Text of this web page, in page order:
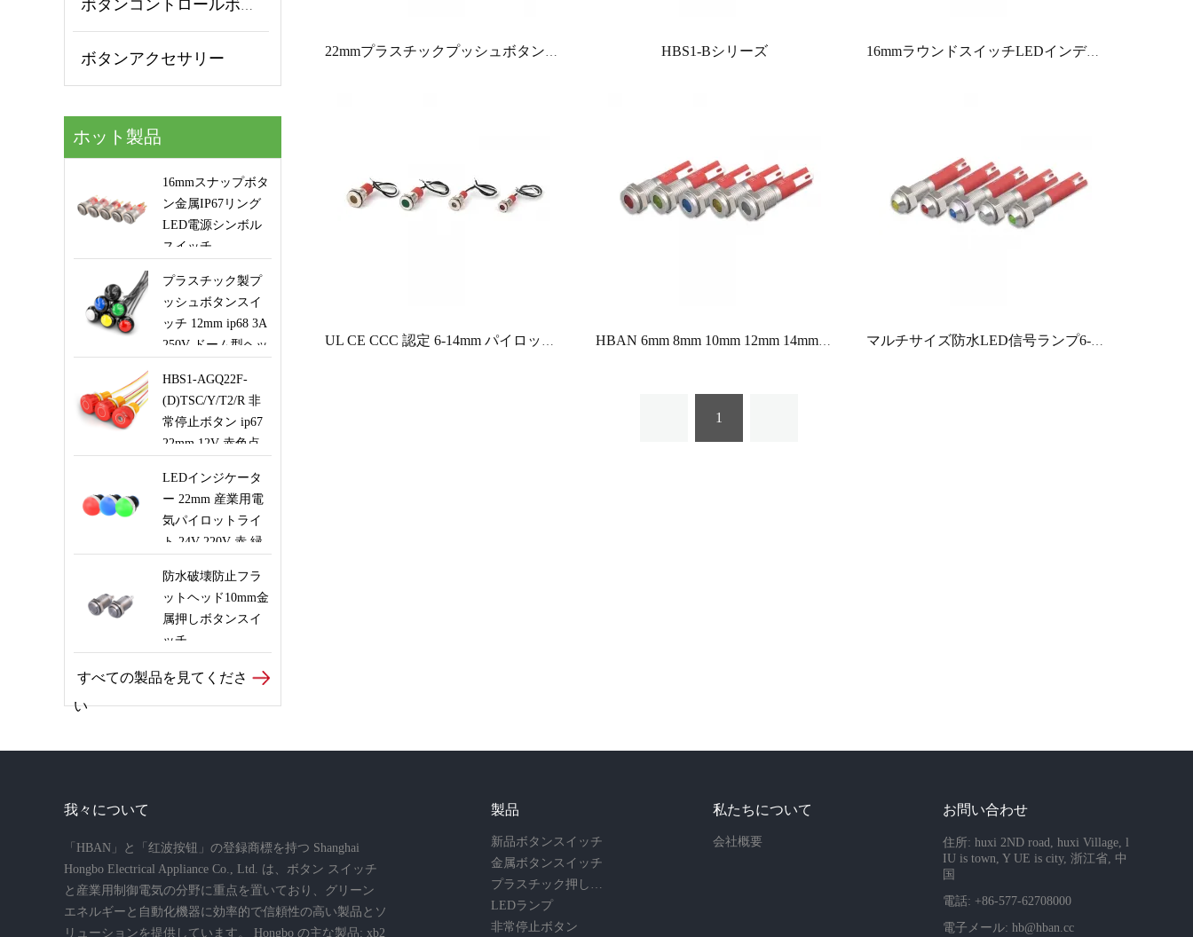
ボタンアクセサリー
ホット製品
16mmスナップボタ
ン金属IP67リング
LED電源シンボル
スイッチ
プラスチック製プ
ッシュボタンスイ
ッチ 12mm ip68 3A
250V ドーム型ヘッ
ト機器用の配線付
き瞬間プッシュボ
タン
HBS1-AGQ22F-
(D)TSC/Y/T2/R 非
常停止ボタン ip67
22mm 12V 赤色点
ーター安全制御ス
イッチ ワイヤー付
き
LEDインジケータ
ー 22mm 産業用電
気パイロットライ
ト 24V 220V 赤 緑
防水破壊防止フラ
ットヘッド10mm金
属押しボタンスイ
ッチ
すべての製品を見てくださ
い
HBS1-Bシリーズ 16mmラウンドスイッチLEDインディカティアプッシュボタン5ピンip65
1
我々について
「HBAN」と「红波按钮」の登録商標を持つ Shanghai
Hongbo Electrical Appliance Co., Ltd. は、ボタン スイッチ
と産業用制御電気の分野に重点を置いており、グリーン
エネルギーと自動化機器に効率的で信頼性の高い製品とソ
リューションを提供しています。 Hongbo の主な製品: xb2
製品
新品ボタンスイッチ
金属ボタンスイッチ
LEDランプ
非常停止ボタン
私たちについて
会社概要
お問い合わせ
住所: huxi 2ND road, huxi Village, l
IU is town, Y UE is city, 浙江省, 中
国
電話: +86-577-62708000
電子メール: hb@hban.cc